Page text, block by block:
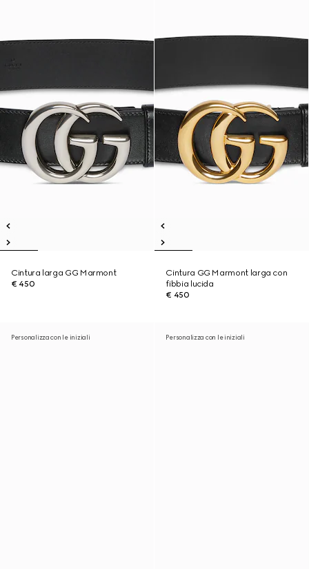
Cintura larga GG Marmont
€ 450
Cintura GG Marmont larga con
fibbia lucida
€ 450
Personalizza con le iniziali Personalizza con le iniziali